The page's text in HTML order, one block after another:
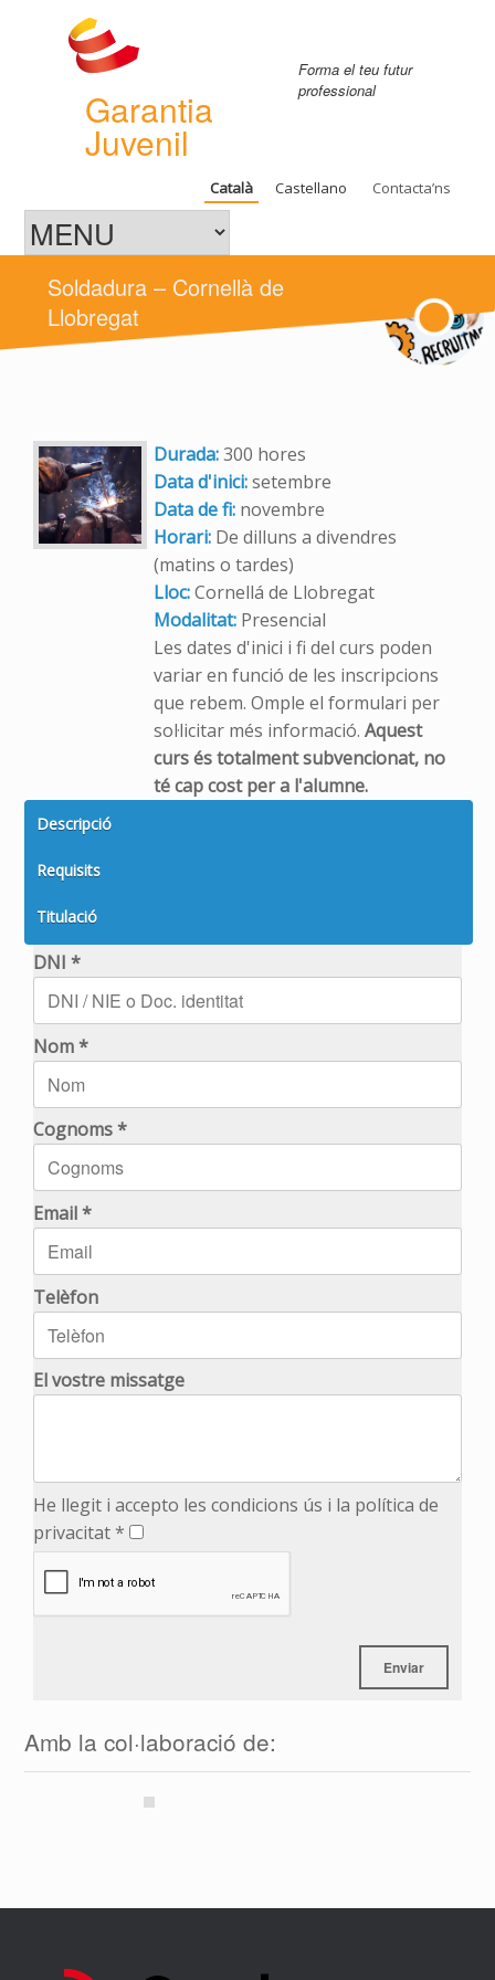
Garantia
Juvenil
Forma el teu futur
professional
Català Castellano Contacta’ns
Soldadura – Cornellà de
Llobregat
Durada:300 hores
Data d'inici:setembre
Data de fi: novembre
Horari: De dilluns a divendres
(matins o tardes)
Lloc:Cornellá de Llobregat
Modalitat: Presencial
Les dates d'inici i fi del curs poden
variar en funció de les inscripcions
que rebem. Omple el formulari per
sol·licitar més informació.Aquest
curs és totalment subvencionat, no
té cap cost per a l'alumne.
Descripció
Requisits
Titulació
DNI *
Nom *
Cognoms *
Email *
Telèfon
El vostre missatge
He llegit i accepto les condicions ús i la política de
privacitat *
Amb la col·laboració de: